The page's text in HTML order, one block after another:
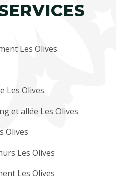
Les Olives
Les Olives
et allée Les Olives
Olives
Les Olives
Les Olives